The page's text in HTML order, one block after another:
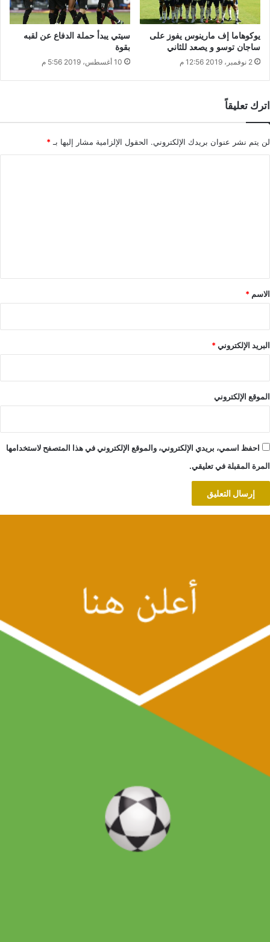
يوكوهاما إف مارينوس يفوز على
ساجان توسو و يصعد للثاني
2 نوفمبر، 2019 12:56 م
سيتي يبدأ حملة الدفاع عن لقبه
بقوة
10 أغسطس، 2019 5:56 م
اترك تعليقاً
لن يتم نشر عنوان بريدك الإلكتروني. الحقول الإلزامية مشار إليها بـ *
*
الاسم *
البريد الإلكتروني*
الموقع الإلكتروني
احفظ اسمي، بريدي الإلكتروني، والموقع الإلكتروني في هذا المتصفح لاستخدامها
المرة المقبلة في تعليقي.